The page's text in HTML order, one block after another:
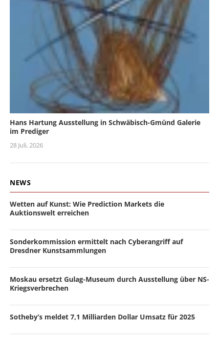
Hans Hartung Ausstellung in Schwäbisch-Gmünd Galerie
im Prediger
28 Juli, 2026
NEWS
Wetten auf Kunst: Wie Prediction Markets die
Auktionswelt erreichen
Sonderkommission ermittelt nach Cyberangriff auf
Dresdner Kunstsammlungen
Moskau ersetzt Gulag-Museum durch Ausstellung über NS-
Kriegsverbrechen
Sotheby’s meldet 7,1 Milliarden Dollar Umsatz für 2025